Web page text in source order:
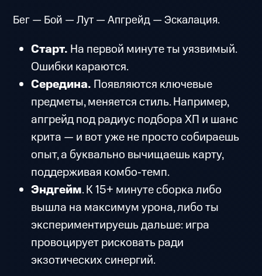
Бег — Бой — Лут — Апгрейд — Эскалация.
Старт. На первой минуте ты уязвимый.
Ошибки караются.
Середина. Появляются ключевые
предметы, меняется стиль. Например,
апгрейд под радиус подбора XП и шанс
крита — и вот уже не просто собираешь
опыт, а буквально вычищаешь карту,
поддерживая комбо‑темп.
Эндгейм. К 15+ минуте сборка либо
вышла на максимум урона, либо ты
экспериментируешь дальше: игра
провоцирует рисковать ради
экзотических синергий.